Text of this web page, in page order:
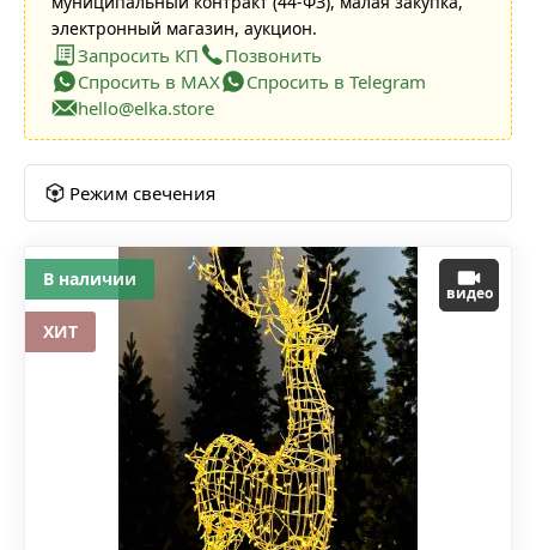
электронный магазин, аукцион.
Запросить КП
Позвонить
Спросить в MAX
Спросить в Telegram
hello@elka.store
Режим свечения
видео
В наличии
ХИТ